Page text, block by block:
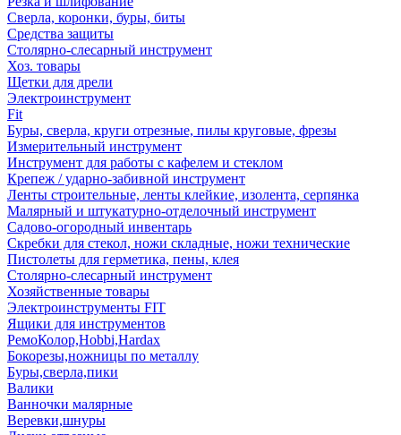
Сверла, коронки, буры, биты
Средства защиты
Столярно-слесарный инструмент
Хоз. товары
Щетки для дрели
Электроинструмент
Fit
Буры, сверла, круги отрезные, пилы круговые, фрезы
Измерительный инструмент
Инструмент для работы с кафелем и стеклом
Крепеж / ударно-забивной инструмент
Ленты строительные, ленты клейкие, изолента, серпянка
Малярный и штукатурно-отделочный инструмент
Садово-огородный инвентарь
Скребки для стекол, ножи складные, ножи технические
Пистолеты для герметика, пены, клея
Столярно-слесарный инструмент
Хозяйственные товары
Электроинструменты FIT
Ящики для инструментов
РемоКолор,Hobbi,Hardax
Бокорезы,ножницы по металлу
Буры,сверла,пики
Валики
Ванночки малярные
Веревки,шнуры